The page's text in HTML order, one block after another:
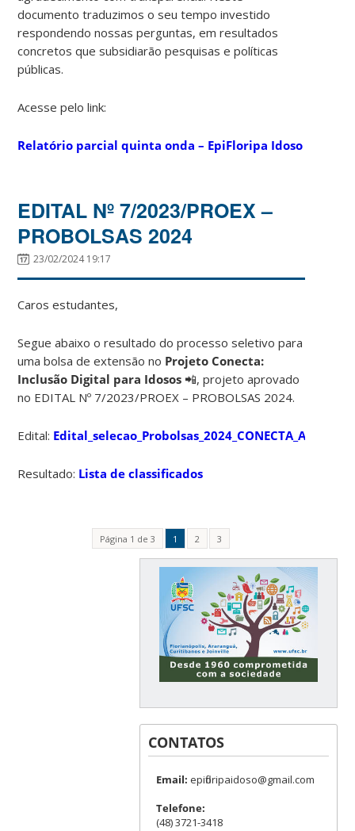
documento traduzimos o seu tempo investido
respondendo nossas perguntas, em resultados
concretos que subsidiarão pesquisas e políticas
públicas.
Acesse pelo link:
Relatório parcial quinta onda – EpiFloripa Idoso
EDITAL Nº 7/2023/PROEX –
PROBOLSAS 2024
23/02/2024 19:17
Caros estudantes,
Segue abaixo o resultado do processo seletivo para
uma bolsa de extensão no Projeto Conecta:
Inclusão Digital para Idosos 📲, projeto aprovado
no EDITAL Nº 7/2023/PROEX – PROBOLSAS 2024.
Edital: Edital_selecao_Probolsas_2024_CONECTA_AQ
Resultado: Lista de classificados
Página 1 de 3 1 2 3
CONTATOS
Email: epifloripaidoso@gmail.com
Telefone:
(48) 3721-3418